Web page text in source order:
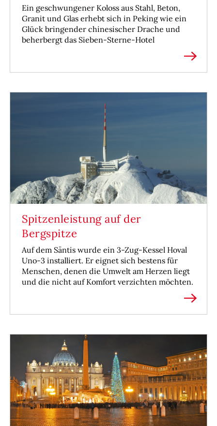
Ein geschwungener Koloss aus Stahl, Beton,
Granit und Glas erhebt sich in Peking wie ein
Glück bringender chinesischer Drache und
beherbergt das Sieben-Sterne-Hotel
Spitzenleistung auf der
Bergspitze
Auf dem Säntis wurde ein 3-Zug-Kessel Hoval
Uno-3 installiert. Er eignet sich bestens für
Menschen, denen die Umwelt am Herzen liegt
und die nicht auf Komfort verzichten möchten.